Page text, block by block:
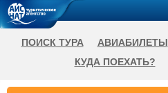
ПОИСК ТУРА АВИАБИЛЕТЫ
КУДА ПОЕХАТЬ?